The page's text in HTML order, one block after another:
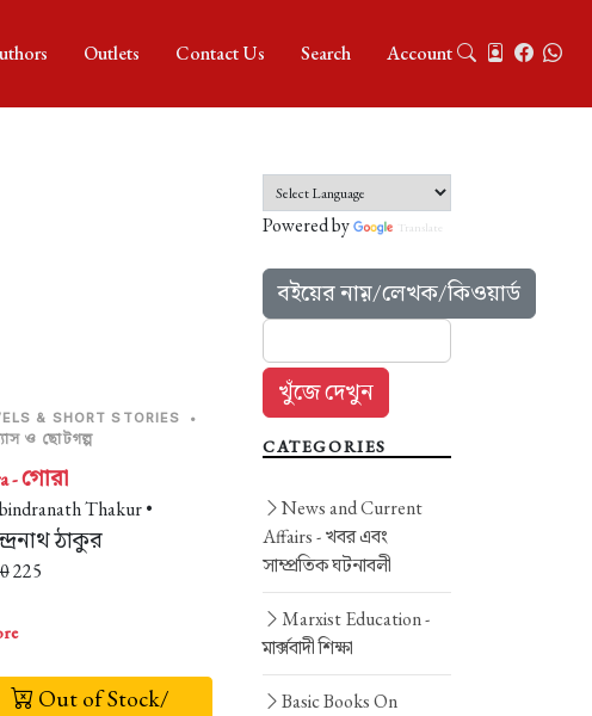
Outlets Contact Us Search Account
& SHORT STORIES •
ও ছোটগল্প
-গোরা
Thakur •
ঠাকুর
225
Out of Stock/
Powered by Translate
বইয়ের নাম়/লেখক/কিওয়ার্ড
CATEGORIES
News and Current
Affairs -খবর এবং
সাম্প্রতিক ঘটনাবলী
Marxist Education -
মার্ক্সবাদী শিক্ষা
Basic Books On